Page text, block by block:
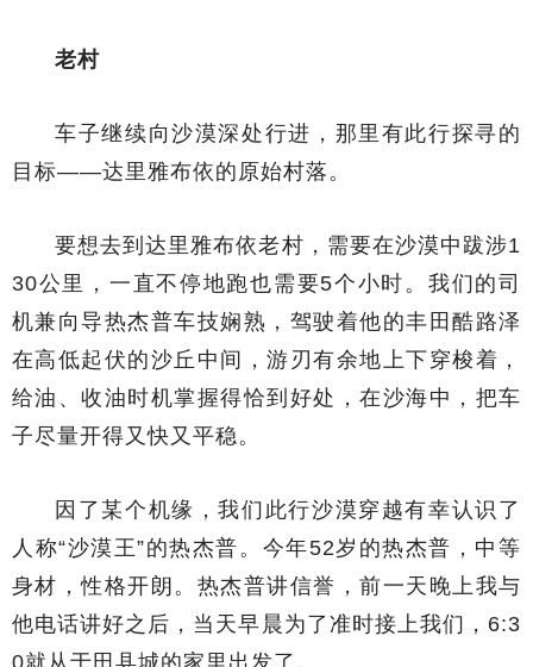
老村
车子继续向沙漠深处行进，那里有此行探寻的
目标——达里雅布依的原始村落。
要想去到达里雅布依老村，需要在沙漠中跋涉1
30公里，一直不停地跑也需要5个小时。我们的司
机兼向导热杰普车技娴熟，驾驶着他的丰田酷路泽
在高低起伏的沙丘中间，游刃有余地上下穿梭着，
给油、收油时机掌握得恰到好处，在沙海中，把车
子尽量开得又快又平稳。
因了某个机缘，我们此行沙漠穿越有幸认识了
人称“沙漠王”的热杰普。今年52岁的热杰普，中等
身材，性格开朗。热杰普讲信誉，前一天晚上我与
他电话讲好之后，当天早晨为了准时接上我们，6:3
0就从于田县城的家里出发了。